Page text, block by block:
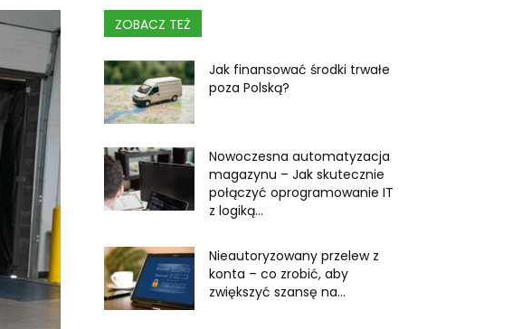
ZOBACZ TEŻ
Jak finansować środki trwałe
poza Polską?
Nowoczesna automatyzacja
magazynu – Jak skutecznie
połączyć oprogramowanie IT
z logiką...
Nieautoryzowany przelew z
konta – co zrobić, aby
zwiększyć szansę na...